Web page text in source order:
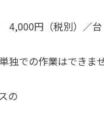
円（税別）／台
独での作業はできま
の